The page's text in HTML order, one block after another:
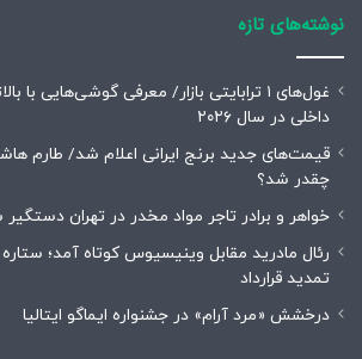
نوشته‌های تازه
غول‌های ۱ ترابایتی بازار/ معرفی گوشی‌هایی
داخلی در سال ۲۰۲۶
قیمت‌های جدید برنج ایرانی اعلام شد/ طارم
چقدر شد؟
خواهر و برادر تاجر مواد مخدر در تهران
رئال مادرید مقابل وینیسیوس کوتاه آمد؛
تمدید قرارداد
درخشش «مرد آرام» در جشنواره ایماگو ایتالیا